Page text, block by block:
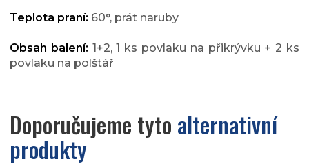
Teplota praní: 60°, prát naruby
Obsah balení: 1+2, 1 ks povlaku na přikrývku + 2 ks
povlaku na polštář
Doporučujeme tyto alternativní
produkty